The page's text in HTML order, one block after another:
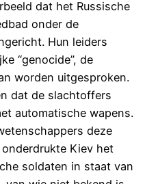
dat het Russische
onder de
Hun leiders
“genocide”, de
worden uitgesproken.
dat de slachtoffers
automatische wapens.
deze
Kiev het
soldaten in staat van